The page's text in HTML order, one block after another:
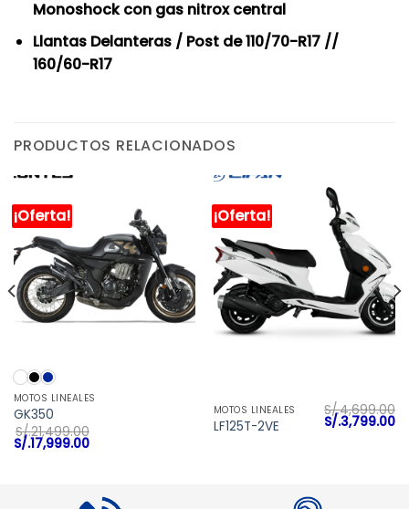
Monoshock con gas nitrox central
Llantas Delanteras / Post de 110/70-R17 //
160/60-R17
PRODUCTOS RELACIONADOS
¡Oferta!
MOTOS LINEALES
GK350
S/.21,499.00
El
precio
S/.17,999.00El
¡Oferta!
MOTOS LINEALES
LF125T-2VE
S/.4,699.00
El
precio
S/.3,799.00El